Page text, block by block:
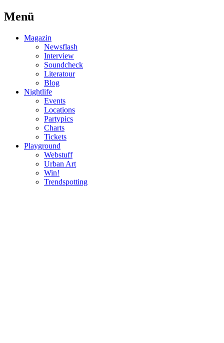
Menü
Magazin
Newsflash
Interview
Soundcheck
Literatour
Blog
Nightlife
Events
Locations
Partypics
Charts
Tickets
Playground
Webstuff
Urban Art
Win!
Trendspotting